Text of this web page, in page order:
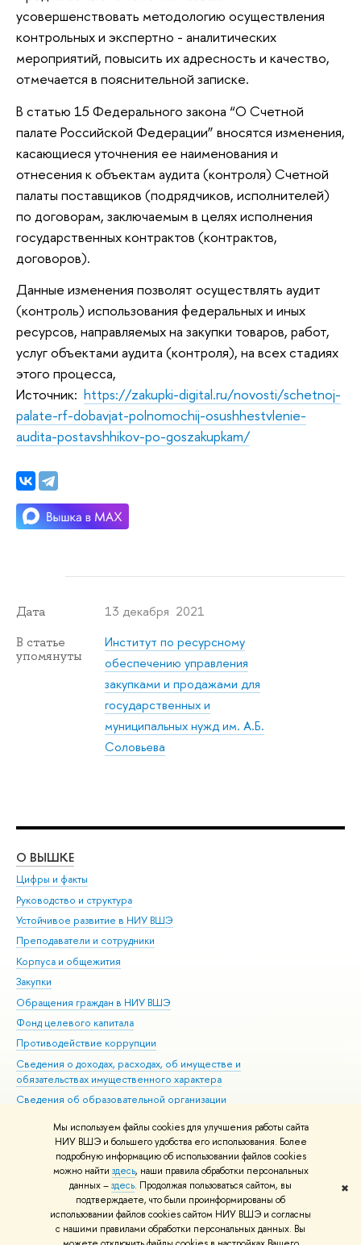
Мы используем файлы cookies для улучшения работы сайта
НИУ ВШЭ и большего удобства его использования. Более
подробную информацию об использовании файлов cookies
можно найти здесь, наши правила обработки персональных
данных –здесь. Продолжая пользоваться сайтом, вы
подтверждаете, что были проинформированы об
использовании файлов cookies сайтом НИУ ВШЭ и согласны
с нашими правилами обработки персональных данных. Вы
✖
усовершенствовать методологию осуществления
контрольных и экспертно - аналитических
мероприятий, повысить их адресность и качество,
отмечается в пояснительной записке.
В статью 15 Федерального закона “О Счетной
палате Российской Федерации” вносятся изменения,
касающиеся уточнения ее наименования и
отнесения к объектам аудита (контроля) Счетной
палаты поставщиков (подрядчиков, исполнителей)
по договорам, заключаемым в целях исполнения
государственных контрактов (контрактов,
договоров).
Данные изменения позволят осуществлять аудит
(контроль) использования федеральных и иных
ресурсов, направляемых на закупки товаров, работ,
услуг объектами аудита (контроля), на всех стадиях
этого процесса,
Источник: https://zakupki-digital.ru/novosti/schetnoj-
palate-rf-dobavjat-polnomochij-osushhestvlenie-
audita-postavshhikov-po-goszakupkam/
Дата 13 декабря 2021
В статье
упомянуты
Институт по ресурсному
обеспечению управления
закупками и продажами для
государственных и
муниципальных нужд им. А.Б.
Соловьева
О ВЫШКЕ
Цифры и факты
Руководство и структура
Устойчивое развитие в НИУ ВШЭ
Преподаватели и сотрудники
Корпуса и общежития
Закупки
Обращения граждан в НИУ ВШЭ
Фонд целевого капитала
Противодействие коррупции
Сведения о доходах, расходах, об имуществе и
обязательствах имущественного характера
Сведения об образовательной организации
Людям с ограниченными возможностями здоровья
Единая платежная страница
Работа в Вышке
© НИУ ВШЭ 1993–2026 Адреса и контакты Условия использования
материалов Политика конфиденциальности Карта сайта